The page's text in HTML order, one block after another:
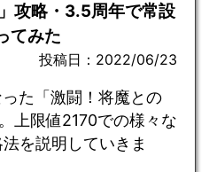
攻略・3.5周年で常設
てみた
投稿日：2022/06/23
た「激闘！将魔との
上限値2170での様々な
を説明していきま